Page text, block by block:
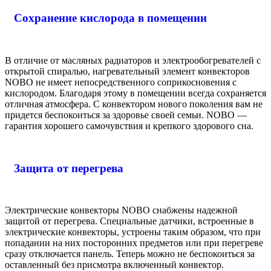
Сохранение кислорода в помещении
В отличие от масляных радиаторов и электрообогревателей с
открытой спиралью, нагревательный элемент конвекторов
NOBO не имеет непосредственного соприкосновения с
кислородом. Благодаря этому в помещении всегда сохраняется
отличная атмосфера. С конвектором нового поколения вам не
придется беспокоиться за здоровье своей семьи. NOBO —
гарантия хорошего самочувствия и крепкого здорового сна.
Защита от перегрева
Электрические конвекторы NOBO снабжены надежной
защитой от перегрева. Специальные датчики, встроенные в
электрические конвекторы, устроены таким образом, что при
попадании на них посторонних предметов или при перегреве
сразу отключается панель. Теперь можно не беспокоиться за
оставленный без присмотра включенный конвектор.